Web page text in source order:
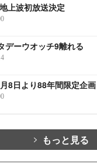
上波初放送決定
デーウオッチ9離れる
8日より88年間限定企画
もっと見る